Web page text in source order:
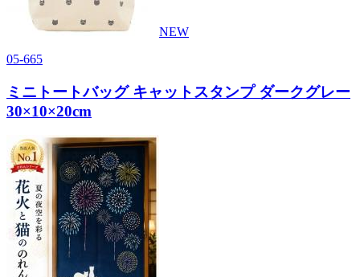
NEW
05-665
ミニトートバッグ キャットスタンプ ダークグレー
30×10×20cm